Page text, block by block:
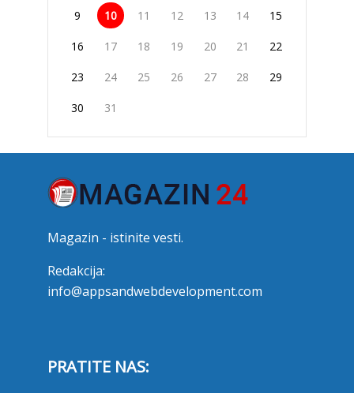
9 10 11 12 13 14 15
16 17 18 19 20 21 22
23 24 25 26 27 28 29
30 31
Magazin - istinite vesti.
Redakcija:
info@appsandwebdevelopment.com
PRATITE NAS: